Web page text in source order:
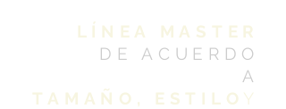
LÍNEA MASTER
DE ACUERDO
A
TAMAÑO,
ESTILO Y